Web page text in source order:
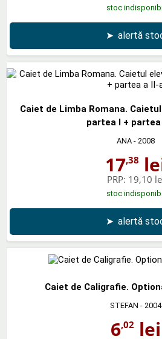
stoc
➤ alertă
Caiet de Limba Romana.
partea I + partea
ANA- 2008
17,38
PRP: 19,10
stoc
➤ alertă
Caiet de Caligrafie.
STEFAN - 2004
6,02lei